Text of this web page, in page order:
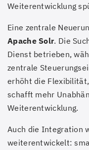
Weiterentwicklung
Eine zentrale
Apache Solr. Die
Dienst betrieben,
zentrale
erhöht die
schafft mehr
Weiterentwicklung.
Auch die Integration
weiterentwickelt: